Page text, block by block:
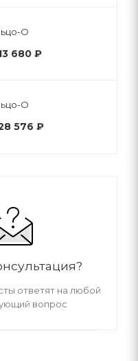
О
680 ₽
О
576 ₽
ответят на любой
вопрос